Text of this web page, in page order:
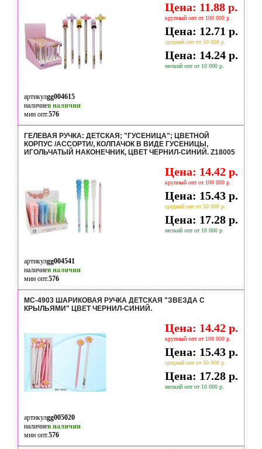
Цена: 11.88 р.
крупный опт от 100 000 р.
Цена: 12.71 р.
средний опт от 50 000 р.
Цена: 14.24 р.
мелкий опт от 10 000 р.
артикулgg004615
наличиев наличии
мин опт.576
ГЕЛЕВАЯ РУЧКА: ДЕТСКАЯ; "ГУСЕНИЦА"; ЦВЕТНОЙ
КОРПУС /АССОРТИ/, КОЛПАЧОК В ВИДЕ ГУСЕНИЦЫ,
ИГОЛЬЧАТЫЙ НАКОНЕЧНИК, ЦВЕТ ЧЕРНИЛ-СИНИЙ. Z18005
Цена: 14.42 р.
крупный опт от 100 000 р.
Цена: 15.43 р.
средний опт от 50 000 р.
Цена: 17.28 р.
мелкий опт от 10 000 р.
артикулgg004541
наличиев наличии
мин опт.576
МС-4903 ШАРИКОВАЯ РУЧКА ДЕТСКАЯ "ЗВЕЗДА С
КРЫЛЬЯМИ" ЦВЕТ ЧЕРНИЛ-СИНИЙ.
Цена: 14.42 р.
крупный опт от 100 000 р.
Цена: 15.43 р.
средний опт от 50 000 р.
Цена: 17.28 р.
мелкий опт от 10 000 р.
артикулgg005020
наличиев наличии
мин опт.576